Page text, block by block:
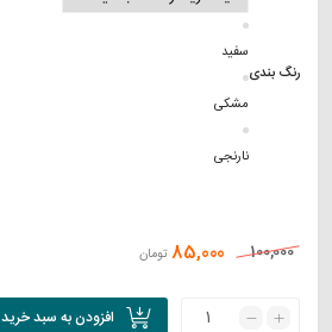
رنگ بندی
سفید
مشکی
نارنجی
100,000
85,000 تومان
افزودن به سبد خرید